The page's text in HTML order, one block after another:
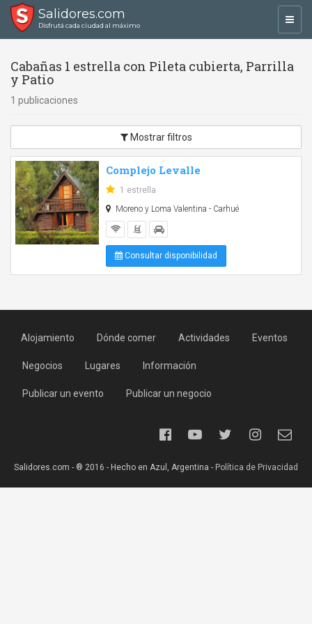
Salidores.com
Disfrutá cada ciudad al máximo
Cabañas 1 estrella con Pileta cubierta, Parrilla
y Patio
1 publicaciones
Mostrar filtros
Complejo Levalle
1 estrella
Moreno y Loma Valentina - Carhué
Consultar disponibilidad
Alojamiento Dónde comer Actividades Eventos
Negocios Lugares Información
Publicar un evento Publicar un negocio
Salidores.com - ® 2016 - Hecho en Azul, Argentina - Política de Privacidad